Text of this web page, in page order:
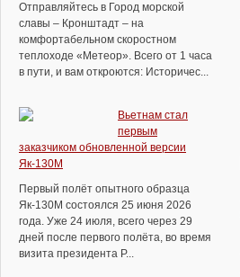
Отправляйтесь в Город морской
славы – Кронштадт – на
комфортабельном скоростном
теплоходе «Метеор». Всего от 1 часа
в пути, и вам откроются: Историчес...
Вьетнам стал
первым
заказчиком обновленной версии
Як-130М
Первый полёт опытного образца
Як-130М состоялся 25 июня 2026
года. Уже 24 июля, всего через 29
дней после первого полёта, во время
визита президента Р...